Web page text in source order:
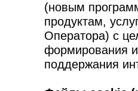
(новым
продуктам,
Оператора) с
формирования
поддержания